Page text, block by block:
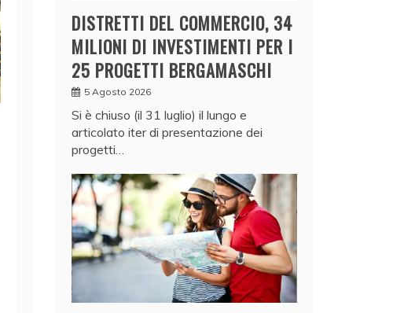
DISTRETTI DEL COMMERCIO, 34
MILIONI DI INVESTIMENTI PER I
25 PROGETTI BERGAMASCHI
5 Agosto 2026
Si è chiuso (il 31 luglio) il lungo e
articolato iter di presentazione dei
progetti…